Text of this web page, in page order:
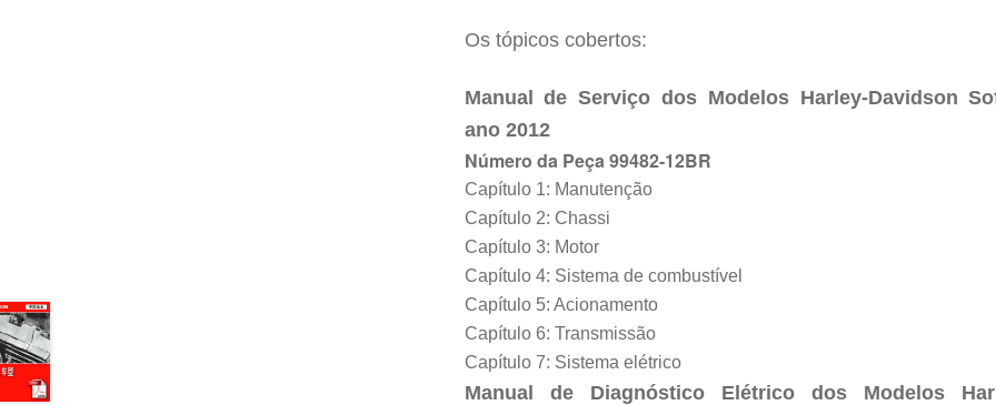
Os tópicos cobertos:
Manual de Serviço dos Modelos Harley-Davidson
ano 2012
Número da Peça 99482-12BR
Capítulo 1: Manutenção
Capítulo 2: Chassi
Capítulo 3: Motor
Capítulo 4: Sistema de combustível
Capítulo 5: Acionamento
Capítulo 6: Transmissão
Capítulo 7: Sistema elétrico
Manual de Diagnóstico Elétrico dos Modelos